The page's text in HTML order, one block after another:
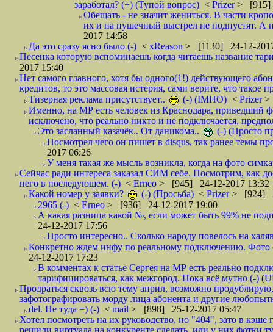
заработал? (+) (Тупой вопрос) < Prizer> [915]
Обещать - не значит жениться. В части
их и на пушечный выстрел не подпустят. А
2017 14:58
Да это сразу ясно было (-) < xReason > [1130] 24-12-
Песенка которую вспоминаешь когда читаешь название
2017 15:40
Нет самого главного, хотя бы одного(1!) действующего
кредитов, то это массовая истерия, сами верите, что такое
Тизерная реклама присутствует..
(-) (IMHO) < Prizer>
Именно, на МР есть человек из Краснодара, приведший
исключено, что реально никто и не подключается,
Это засланный казачёк.. От даникома..
(-) (Просто
Посмотрел чего он пишет в disqus, так ранее темы
2017 06:26
У меня такая же мысль возникла, когда на фото
Сейчас ради интереса заказал СИМ себе. Посмотрим, как
него в последующем. (-) < Erneo > [945] 24-12-2017 13:32
Какой номер у заявки?
(-) (Просьба) < Prizer> [924]
2965 (-) < Erneo > [936] 24-12-2017 19:00
А какая разница какой №, если может быть 99% не
24-12-2017 17:56
Просто интересно.. Сколько народу повелось на
Конкретно ждем инфу по реальному подключению. Фото
24-12-2017 17:23
В комментах к статье Сергея на МР есть реально
тарифицироваться, как межгород. Пока всё мутно (-) (
Продраться сквозь всю тему анрил, возможно
зафотографировать морду лица абонента и другие
del. Не туда =) (-) < mail > [898] 25-12-2017 05:47
Хотел посмотреть на их руководство, но "404", зато в
решили виртуала на конкуренте сделать, или у них фотки